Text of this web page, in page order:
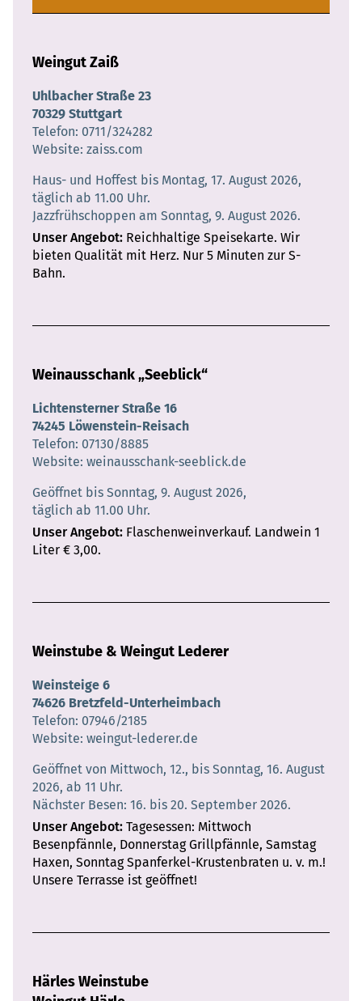
Weingut Zaiß
Uhlbacher Straße 23
70329 Stuttgart
Telefon 0711/324282
Website zaiss.com
Haus- und Hoffest bis Montag, 17. August 2026,
täglich ab 11.00 Uhr.
Jazzfrühschoppen am Sonntag, 9. August 2026.
Unser Angebot Reichhaltige Speisekarte. Wir
bieten Qualität mit Herz. Nur 5 Minuten zur S-
Bahn.
Weinausschank „Seeblick“
Lichtensterner Straße 16
74245 Löwenstein-Reisach
Telefon 07130/8885
Website weinausschank-seeblick.de
Geöffnet bis Sonntag, 9. August 2026,
täglich ab 11.00 Uhr.
Unser Angebot Flaschenweinverkauf. Landwein 1
Liter € 3,00.
Weinstube & Weingut Lederer
Weinsteige 6
74626 Bretzfeld-Unterheimbach
Telefon 07946/2185
Website weingut-lederer.de
Geöffnet von Mittwoch, 12., bis Sonntag, 16. August
2026, ab 11 Uhr.
Nächster Besen: 16. bis 20. September 2026.
Unser Angebot Tagesessen: Mittwoch
Besenpfännle, Donnerstag Grillpfännle, Samstag
Haxen, Sonntag Spanferkel-Krustenbraten u. v. m.!
Unsere Terrasse ist geöffnet!
Härles Weinstube